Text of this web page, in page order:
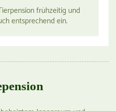
frühzeitig und
entsprechend ein.